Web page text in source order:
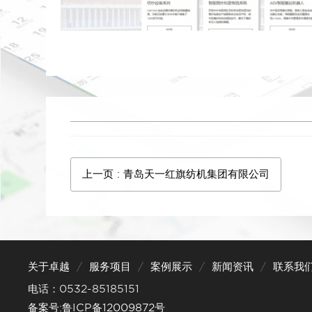
上一页 : 青岛天一红旗纺机集团有限公司
关于卓越 服务项目 案例展示 新闻资讯
联系我
电话：0532-85185151
备案号:鲁ICP备12009872号